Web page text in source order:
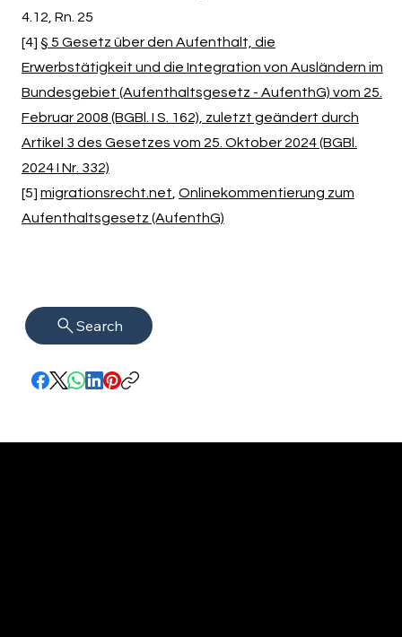
4.12, Rn. 25
[4] § 5 Gesetz über den Aufenthalt, die
Erwerbstätigkeit und die Integration von Ausländern im
Bundesgebiet (Aufenthaltsgesetz - AufenthG) vom 25.
Februar 2008 (BGBl. I S. 162), zuletzt geändert durch
Artikel 3 des Gesetzes vom 25. Oktober 2024 (BGBl.
2024 I Nr. 332)
[5] migrationsrecht.net Onlinekommentierung zum
Aufenthaltsgesetz (AufenthG)
Search